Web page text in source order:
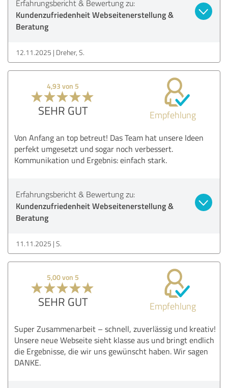
Erfahrungsbericht & Bewertung zu:
Kundenzufriedenheit Webseitenerstellung &
Beratung
12.11.2025 Dreher, S.
4,93 von 5
SEHR GUT Empfehlung
Von Anfang an top betreut! Das Team hat unsere Ideen
perfekt umgesetzt und sogar noch verbessert.
Kommunikation und Ergebnis: einfach stark.
Erfahrungsbericht & Bewertung zu:
Kundenzufriedenheit Webseitenerstellung &
Beratung
11.11.2025 S.
5,00 von 5
SEHR GUT Empfehlung
Super Zusammenarbeit – schnell, zuverlässig und kreativ!
Unsere neue Webseite sieht klasse aus und bringt endlich
die Ergebnisse, die wir uns gewünscht haben. Wir sagen
DANKE.